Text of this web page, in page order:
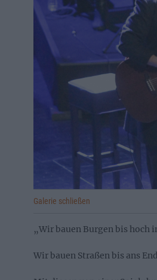
Galerie schließen
„Wir bauen Burgen bis hoch
Wir bauen Straßen bis ans